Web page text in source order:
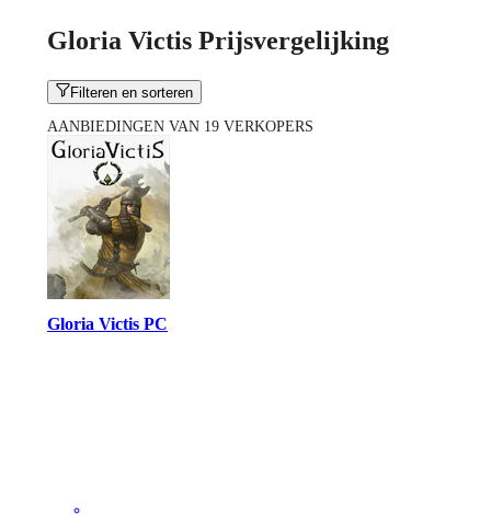
Gloria Victis Prijsvergelijking
Filteren en sorteren
AANBIEDINGEN VAN 19 VERKOPERS
Gloria Victis PC